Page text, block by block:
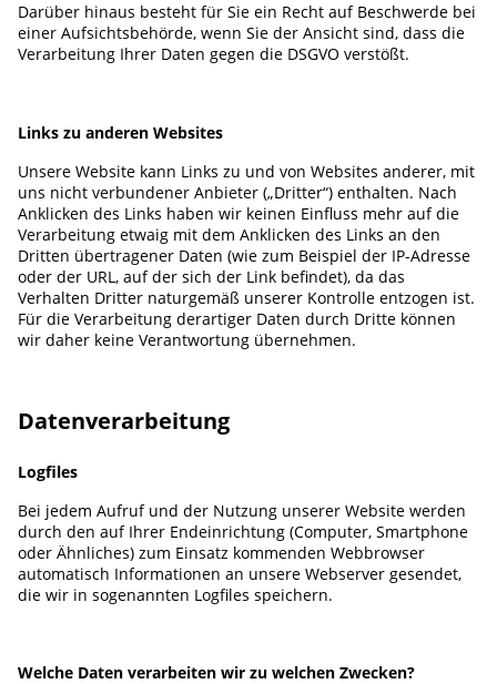
Darüber hinaus besteht für Sie ein Recht auf Beschwerde bei
einer Aufsichtsbehörde, wenn Sie der Ansicht sind, dass die
Verarbeitung Ihrer Daten gegen die DSGVO verstößt.
Links zu anderen Websites
Unsere Website kann Links zu und von Websites anderer, mit
uns nicht verbundener Anbieter („Dritter“) enthalten. Nach
Anklicken des Links haben wir keinen Einfluss mehr auf die
Verarbeitung etwaig mit dem Anklicken des Links an den
Dritten übertragener Daten (wie zum Beispiel der IP-Adresse
oder der URL, auf der sich der Link befindet), da das
Verhalten Dritter naturgemäß unserer Kontrolle entzogen ist.
Für die Verarbeitung derartiger Daten durch Dritte können
wir daher keine Verantwortung übernehmen.
Datenverarbeitung
Logfiles
Bei jedem Aufruf und der Nutzung unserer Website werden
durch den auf Ihrer Endeinrichtung (Computer, Smartphone
oder Ähnliches) zum Einsatz kommenden Webbrowser
automatisch Informationen an unsere Webserver gesendet,
die wir in sogenannten Logfiles speichern.
Welche Daten verarbeiten wir zu welchen Zwecken?